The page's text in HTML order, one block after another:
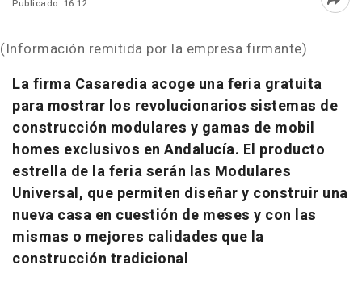
Publicado: 16:12
(Información remitida por la empresa firmante)
La firma Casaredia acoge una feria gratuita
para mostrar los revolucionarios sistemas de
construcción modulares y gamas de mobil
homes exclusivos en Andalucía. El producto
estrella de la feria serán las Modulares
Universal, que permiten diseñar y construir una
nueva casa en cuestión de meses y con las
mismas o mejores calidades que la
construcción tradicional